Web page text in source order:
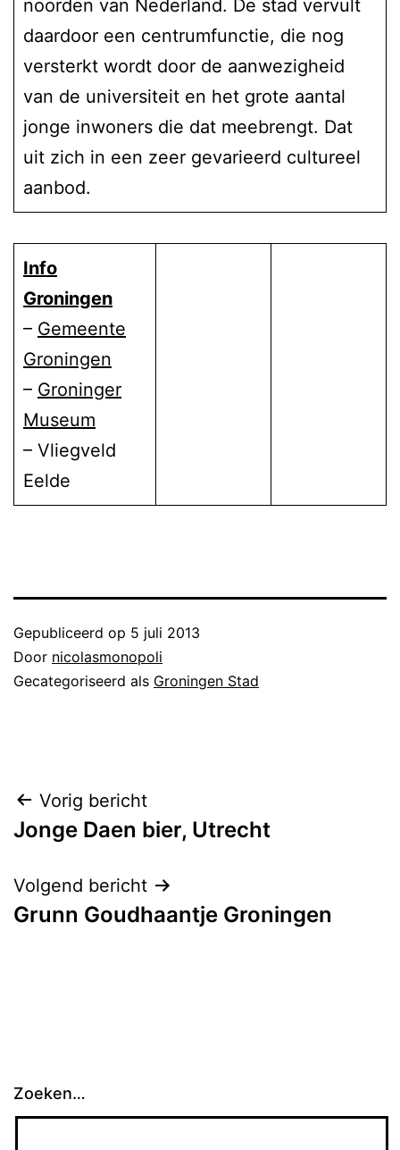
noorden van Nederland. De stad vervult
daardoor een centrumfunctie, die nog
versterkt wordt door de aanwezigheid
van de universiteit en het grote aantal
jonge inwoners die dat meebrengt. Dat
uit zich in een zeer gevarieerd cultureel
aanbod.
Info
Groningen
– Gemeente
Groningen
– Groninger
Museum
– Vliegveld
Eelde
Gepubliceerd op 5 juli 2013
Door nicolasmonopoli
Gecategoriseerd als Groningen Stad
Bericht
navigatie
Vorig bericht
Jonge Daen bier, Utrecht
Volgend bericht
Grunn Goudhaantje Groningen
Zoeken…